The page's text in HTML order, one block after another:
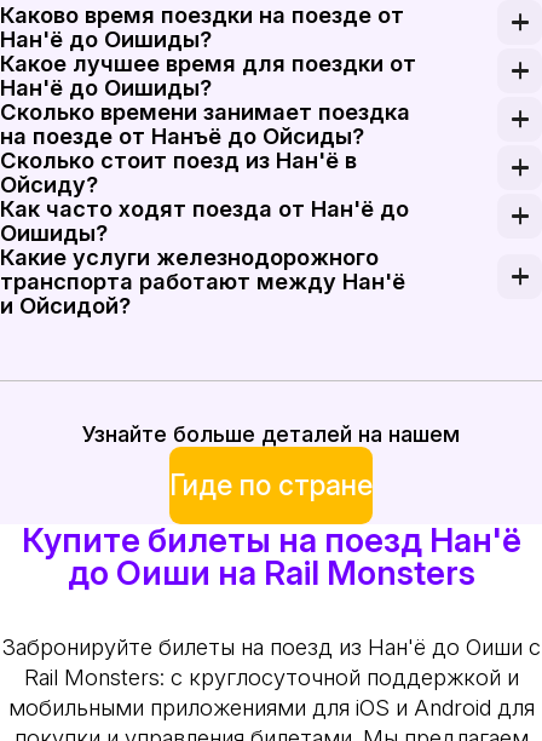
Каково время поездки на поезде от
Нан'ё до Оишиды?
Поездка на поезде от Нан'ё до Оишиды занимает
Какое лучшее время для поездки от
Нан'ё до Оишиды?
Лучшее время для поездки от Нан'ё до Оишиды -
Сколько времени занимает поездка
на поезде от Нанъё до Ойсиды?
Поездка на поезде от Нанъё до Ойсиды обычно
Сколько стоит поезд из Нан'ё в
Ойсиду?
Поезд из Нан'ё в Ойсиду стоит от 1500 иен до
Как часто ходят поезда от Нан'ё до
Оишиды?
Поезда от Нан'ё до Оишиды ходят регулярно в
Какие услуги железнодорожного
транспорта работают между Нан'ё
и Ойсидой?
Узнайте больше деталей на нашем
Гиде по стране
Купите билеты на поезд Нан'ё
до Оиши на Rail Monsters
Забронируйте билеты на поезд из Нан'ё до Оиши с
Rail Monsters: с круглосуточной поддержкой и
мобильными приложениями для iOS и Android для